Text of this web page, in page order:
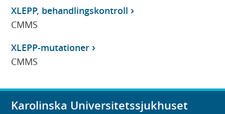
XLEPP, behandlingskontroll
CMMS
XLEPP-mutationer
CMMS
Karolinska Universitetssjukhuset